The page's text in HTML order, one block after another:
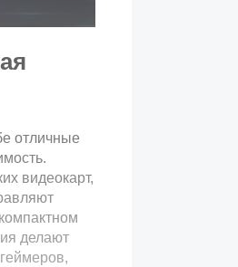
отличные
видеокарт,
делают